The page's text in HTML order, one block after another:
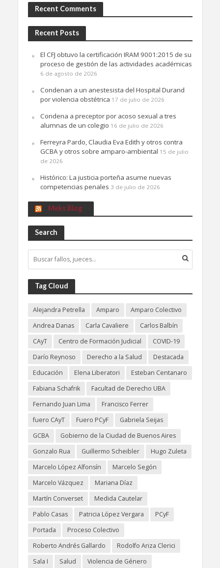
Recent Comments
Recent Posts
El CFJ obtuvo la certificación IRAM 9001:2015 de su
proceso de gestión de las actividades académicas
6 de agosto de 2026
Condenan a un anestesista del Hospital Durand
por violencia obstétrica 17 de julio de 2026
Condena a preceptor por acoso sexual a tres
alumnas de un colegio 16 de julio de 2026
Ferreyra Pardo, Claudia Eva Edith y otros contra
GCBA y otros sobre amparo-ambiental 15 de julio
de 2026
Histórico: La justicia porteña asume nuevas
competencias penales 3 de julio de 2026
Meks Blog
Search
Tag Cloud
Alejandra Petrella Amparo
Amparo Colectivo
Andrea Danas
Carla Cavaliere
Carlos Balbín
CAyT
Centro de Formación Judicial
COVID-19
Darío Reynoso
Derecho a la Salud
Destacada
Educación
Elena Liberatori
Esteban Centanaro
Fabiana Schafrik
Facultad de Derecho UBA
Fernando Juan Lima
Francisco Ferrer
fuero CAyT
Fuero PCyF
Gabriela Seijas
GCBA
Gobierno de la Ciudad de Buenos Aires
Gonzalo Rua
Guillermo Scheibler
Hugo Zuleta
Marcelo López Alfonsín
Marcelo Segón
Marcelo Vázquez
Mariana Díaz
Martín Converset
Medida Cautelar
Pablo Casas
Patricia López Vergara
PCyF
Portada
Proceso Colectivo
Roberto Andrés Gallardo
Rodolfo Ariza Clerici
Sala I
Salud
Violencia de Género